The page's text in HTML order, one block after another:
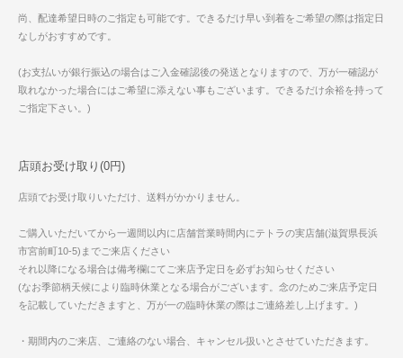
尚、配達希望日時のご指定も可能です。できるだけ早い到着をご希望の際は指定日
なしがおすすめです。
(お支払いが銀行振込の場合はご入金確認後の発送となりますので、万が一確認が
取れなかった場合にはご希望に添えない事もございます。できるだけ余裕を持って
ご指定下さい。)
店頭お受け取り(0円)
店頭でお受け取りいただけ、送料がかかりません。
ご購入いただいてから一週間以内に店舗営業時間内にテトラの実店舗(滋賀県長浜
市宮前町10-5)までご来店ください
それ以降になる場合は備考欄にてご来店予定日を必ずお知らせください
(なお季節柄天候により臨時休業となる場合がございます。念のためご来店予定日
を記載していただきますと、万が一の臨時休業の際はご連絡差し上げます。)
・期間内のご来店、ご連絡のない場合、キャンセル扱いとさせていただきます。